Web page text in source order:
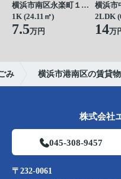
横浜市南区永楽町１丁目
1K (24.11㎡)
7.5万円
横浜市
2LDK
14万
み 横浜市港南区の賃貸
株式会社
045-308-9457
〒232-0061